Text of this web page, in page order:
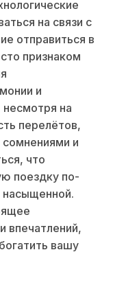
на связи с
отправиться в
признаком
и
на
перелётов,
и
что
поездку по-
впечатлений,
вашу